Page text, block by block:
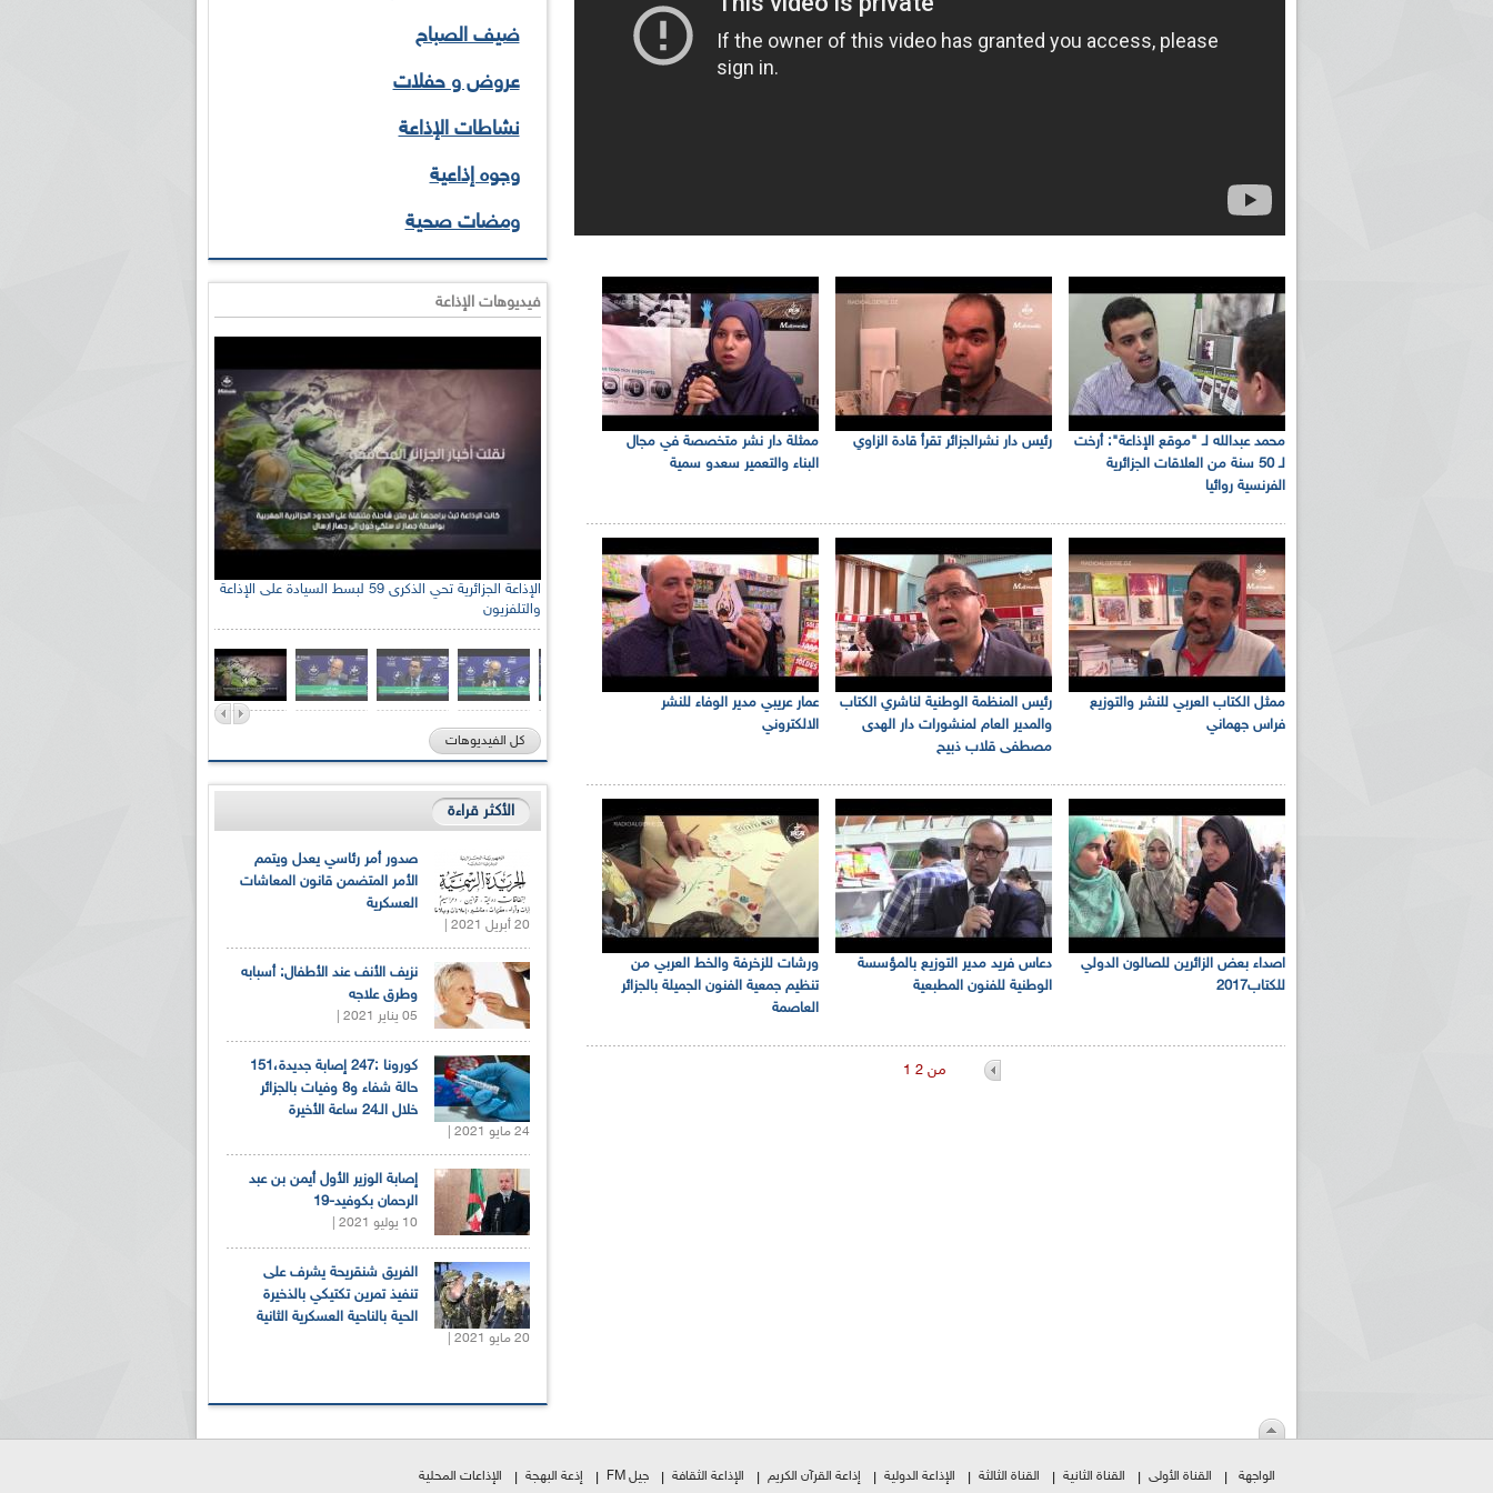
محمد عبدالله لـ "موقع الإذاعة": أرخت
لـ 50 سنة من العلاقات الجزائرية
الفرنسية روائيا
رئيس دار نشرالجزائر تقرأ قادة الزاوي
ممثلة دار نشر متخصصة في مجال
البناء والتعمير سعدو سمية
ممثل الكتاب العربي للنشر والتوزيع
فراس جهماني
رئيس المنظمة الوطنية لناشري الكتاب
والمدير العام لمنشورات دار الهدى
مصطفى قلاب ذبيح
عمار عريبي مدير الوفاء للنشر
الالكتروني
اصداء بعض الزائرين للصالون الدولي
للكتاب2017
دعاس فريد مدير التوزيع بالمؤسسة
الوطنية للفنون المطبعية
ورشات للزخرفة والخط العربي من
تنظيم جمعية الفنون الجميلة بالجزائر
العاصمة
1 من 2
ضيف الصباح
عروض و حفلات
نشاطات الإذاعة
وجوه إذاعية
ومضات صحية
فيديوهات الإذاعة
الإذاعة الجزائرية تحي الذكرى 59 لبسط السيادة على الإذاعة
والتلفزيون
كل الفيديوهات
الأكثر قراءة
صدور أمر رئاسي يعدل ويتمم
الأمر المتضمن قانون المعاشات
العسكرية
20 أبريل 2021 |
نزيف الأنف عند الأطفال: أسبابه
وطرق علاجه
05 يناير 2021 |
كورونا :247 إصابة جديدة،151
حالة شفاء و8 وفيات بالجزائر
خلال الـ24 ساعة الأخيرة
24 مايو 2021 |
إصابة الوزير الأول أيمن بن عبد
الرحمان بكوفيد-19
10 يوليو 2021 |
الفريق شنقريحة يشرف على
تنفيذ تمرين تكتيكي بالذخيرة
الحية بالناحية العسكرية الثانية
20 مايو 2021 |
الواجهة القناة الأولى القناة الثانية القناة الثالثة الإذاعة الدولية إذاعة القرآن الكريم الإذاعة الثقافة جيل FM إذعة البهجة الإذاعات المحلية